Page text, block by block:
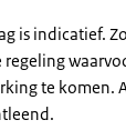
is indicatief.
te komen.